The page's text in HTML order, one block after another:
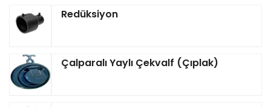
Redüksiyon
Çalparalı Yaylı Çekvalf (Çıplak)